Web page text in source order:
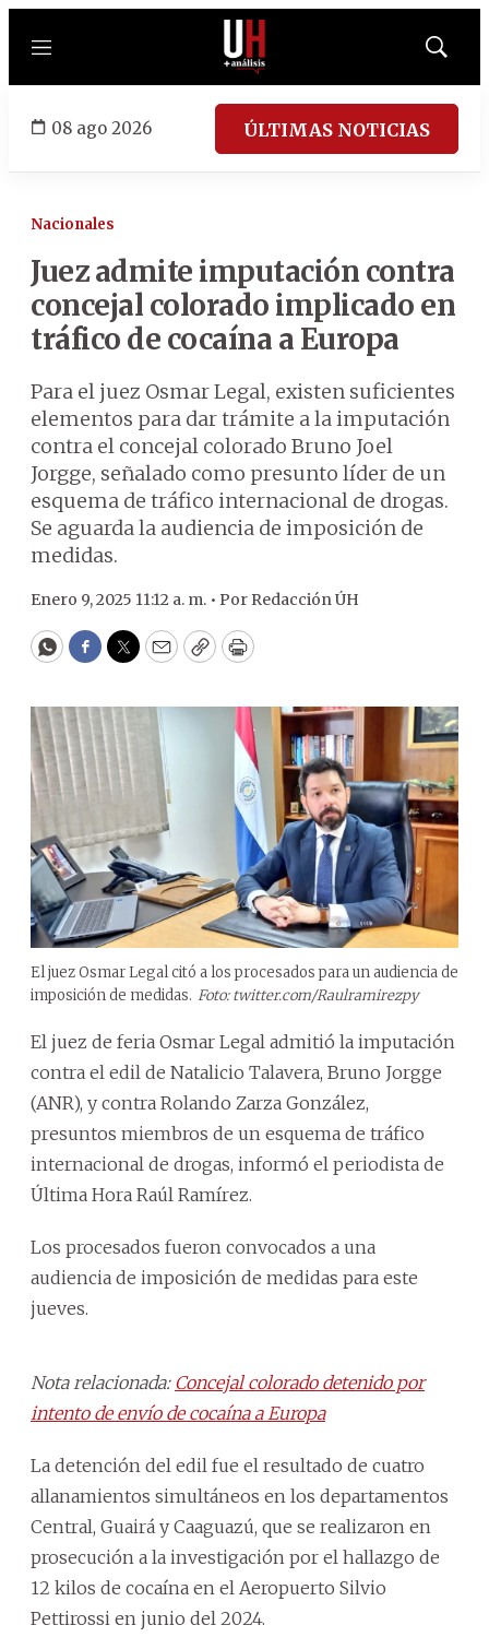
Menú
Mostrar
08 ago 2026 ÚLTIMAS NOTICIAS
Nacionales
Juez admite imputación contra
concejal colorado implicado en
tráfico de cocaína a Europa
Para el juez Osmar Legal, existen suficientes
elementos para dar trámite a la imputación
contra el concejal colorado Bruno Joel
Jorgge, señalado como presunto líder de un
esquema de tráfico internacional de drogas.
Se aguarda la audiencia de imposición de
medidas.
Enero 9, 2025 11:12 a. m. • Por Redacción ÚH
WhatsApp
Facebook
Twitter
EmailCopyPrint
El juez Osmar Legal citó a los procesados para un audiencia de
imposición de medidas. Foto: twitter.com/Raulramirezpy
El juez de feria Osmar Legal admitió la imputación
contra el edil de Natalicio Talavera, Bruno Jorgge
(ANR), y contra Rolando Zarza González,
presuntos miembros de un esquema de tráfico
internacional de drogas, informó el periodista de
Última Hora Raúl Ramírez.
Los procesados fueron convocados a una
audiencia de imposición de medidas para este
jueves.
Nota relacionada: Concejal colorado detenido por
intento de envío de cocaína a Europa
La detención del edil fue el resultado de cuatro
allanamientos simultáneos en los departamentos
Central, Guairá y Caaguazú, que se realizaron en
prosecución a la investigación por el hallazgo de
12 kilos de cocaína en el Aeropuerto Silvio
Pettirossi en junio del 2024.